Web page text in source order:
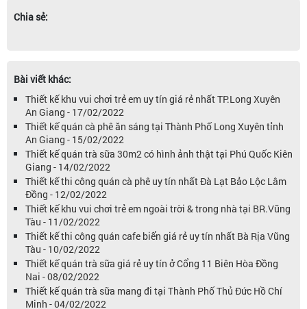
Chia sẻ:
Bài viết khác:
Thiết kế khu vui chơi trẻ em uy tín giá rẻ nhất TP.Long Xuyên
An Giang - 17/02/2022
Thiết kế quán cà phê ăn sáng tại Thành Phố Long Xuyên tỉnh
An Giang - 15/02/2022
Thiết kế quán trà sữa 30m2 có hình ảnh thật tại Phú Quốc Kiên
Giang - 14/02/2022
Thiết kế thi công quán cà phê uy tín nhất Đà Lạt Bảo Lộc Lâm
Đồng - 12/02/2022
Thiết kế khu vui chơi trẻ em ngoài trời & trong nhà tại BR.Vũng
Tàu - 11/02/2022
Thiết kế thi công quán cafe biển giá rẻ uy tín nhất Bà Rịa Vũng
Tàu - 10/02/2022
Thiết kế quán trà sữa giá rẻ uy tín ở Cổng 11 Biên Hòa Đồng
Nai - 08/02/2022
Thiết kế quán trà sữa mang đi tại Thành Phố Thủ Đức Hồ Chí
Minh - 04/02/2022